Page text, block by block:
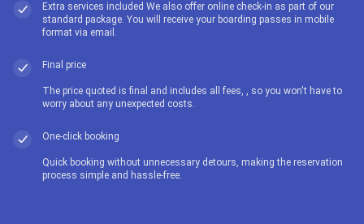
Extra services included We also offer online check-in as part of our
standard package. You will receive your boarding passes in mobile
format via email.
Final price
The price quoted is final and includes all fees, , so you won't have to
worry about any unexpected costs.
One-click booking
Quick booking without unnecessary detours, making the reservation
process simple and hassle-free.